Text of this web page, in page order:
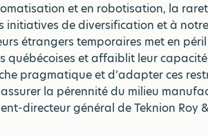
et en robotisation, la
initiatives de diversification et à
étrangers temporaires met en
québécoises et affaiblit leur
pragmatique et d’adapter ces
la pérennité du milieu
directeur général de Teknion Roy